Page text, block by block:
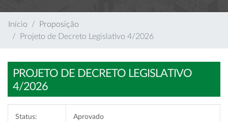
Início
Proposição
Projeto de Decreto Legislativo 4/2026
PROJETO DE DECRETO LEGISLATIVO
4/2026
Status: Aprovado